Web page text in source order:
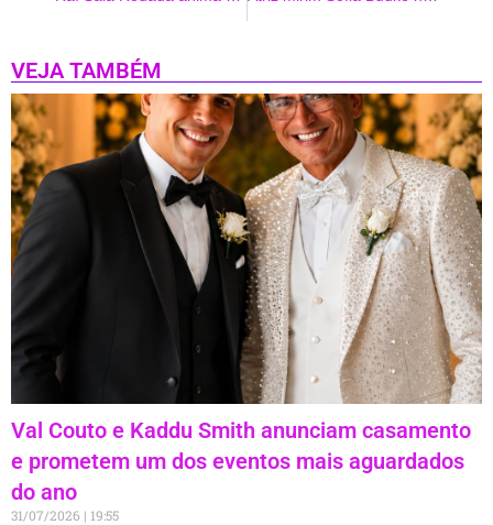
VEJA TAMBÉM
Val Couto e Kaddu Smith anunciam casamento
e prometem um dos eventos mais aguardados
do ano
31/07/2026 19:55